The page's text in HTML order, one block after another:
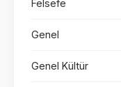
Felsefe
Genel
Genel Kültür